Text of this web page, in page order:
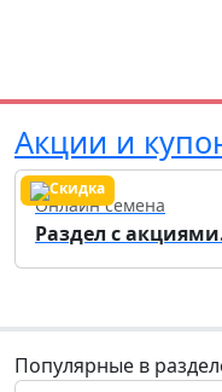
Акции и
Онлайн семена
Раздел с
Популярные в